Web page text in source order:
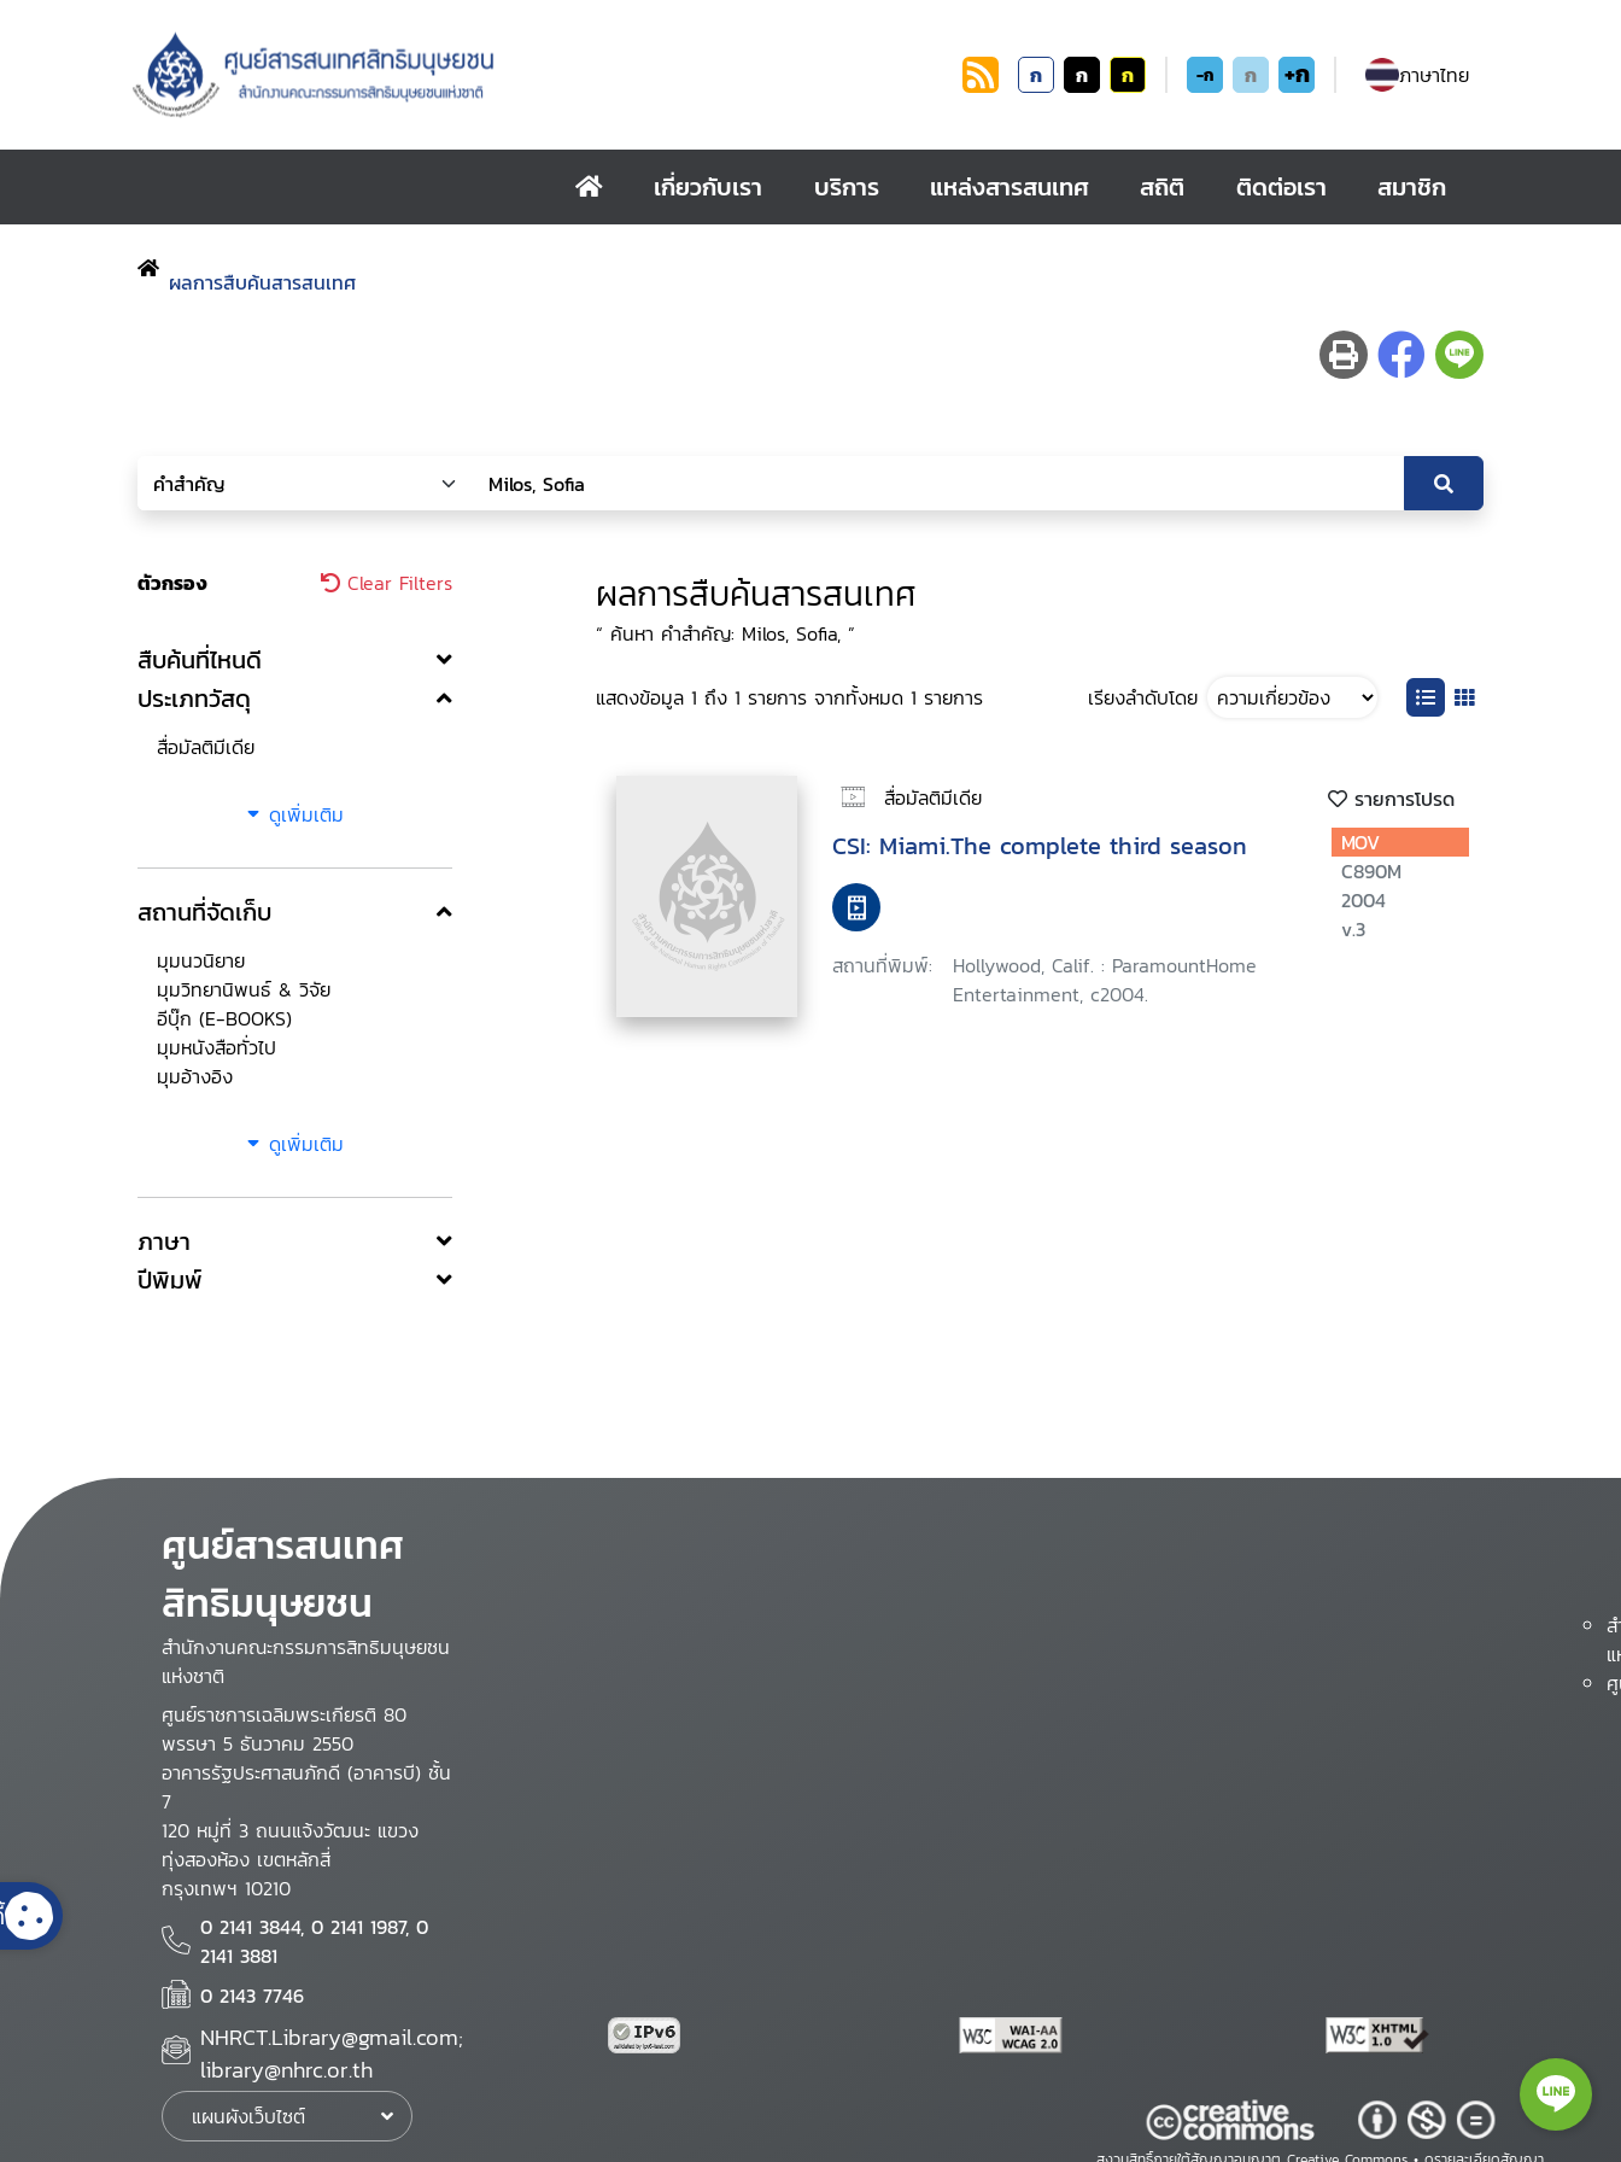
ก ก ก -ก ก +ก ภาษาไทย
เกี่ยวกับเรา บริการ แหล่งสารสนเทศ สถิติ ติดต่อเรา สมาชิก
ผลการสืบค้นสารสนเทศ
ตัวกรอง Clear Filters
สืบค้นที่ไหนดี
ประเภทวัสดุ
สื่อมัลติมีเดีย
ดูเพิ่มเติม
สถานที่จัดเก็บ
มุมนวนิยาย
มุมวิทยานิพนธ์ & วิจัย
อีบุ๊ก (E-BOOKS)
มุมหนังสือทั่วไป
มุมอ้างอิง
ดูเพิ่มเติม
ภาษา
ปีพิมพ์
ผลการสืบค้นสารสนเทศ
“ ค้นหา คำสำคัญ: Milos, Sofia, ”
แสดงข้อมูล 1 ถึง 1 รายการ จากทั้งหมด 1 รายการ เรียงลำดับโดย
สื่อมัลติมีเดีย รายการโปรด
CSI: Miami.The complete third season
สถานที่พิมพ์:
Hollywood, Calif. : ParamountHome
Entertainment, c2004.
MOV
C890M
2004
v.3
ศูนย์สารสนเทศ
สิทธิมนุษยชน
สำนักงานคณะกรรมการสิทธิมนุษยชน
แห่งชาติ
ศูนย์ราชการเฉลิมพระเกียรติ 80
พรรษา 5 ธันวาคม 2550
อาคารรัฐประศาสนภักดี (อาคารบี) ชั้น
7
120 หมู่ที่ 3 ถนนแจ้งวัฒนะ แขวง
ทุ่งสองห้อง เขตหลักสี่
กรุงเทพฯ 10210
0 2141 3844, 0 2141 1987, 0
2141 3881
0 2143 7746
NHRCT.Library@gmail.com;
library@nhrc.or.th
แผนผังเว็บไซต์